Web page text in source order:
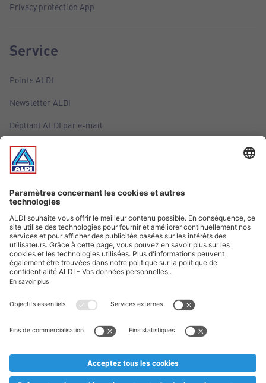
Privacy protection App
Service
Points ALDI
Newsletter ALDI
Dépliant ALDI par e-mail
Offres
Infos essentielles
Suivez ALDI Belgique
Textes marqués d'un astérisque et mentions légales
* Nous vendons ces articles temporairement et jusqu'à
au cas où, malgré le planning bien étudié, nous serions
prématurément en rupture de stock. Prix Recupel et TVA incl.
** Sur ce site, l’utilisation de la forme masculine a été adoptée